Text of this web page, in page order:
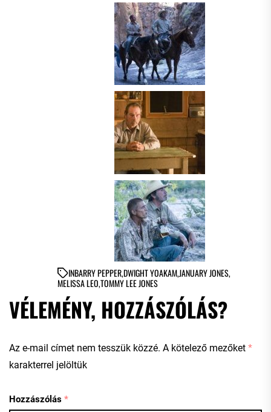
INBARRY PEPPER,DWIGHT YOAKAM,JANUARY JONES,
MELISSA LEO,TOMMY LEE JONES
VÉLEMÉNY, HOZZÁSZÓLÁS?
Az e-mail címet nem tesszük közzé. A kötelező mezőket *
karakterrel jelöltük
Hozzászólás *